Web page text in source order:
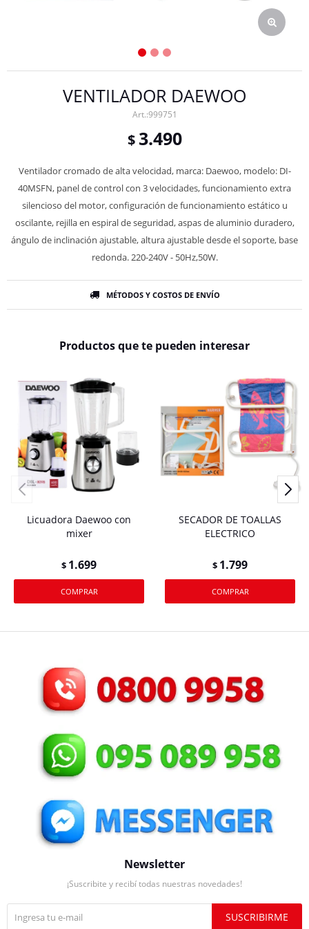
VENTILADOR DAEWOO
999751
$ 3.490
Ventilador cromado de alta velocidad, marca: Daewoo, modelo: DI-
40MSFN, panel de control con 3 velocidades, funcionamiento extra
silencioso del motor, configuración de funcionamiento estático u
oscilante, rejilla en espiral de seguridad, aspas de aluminio duradero,
ángulo de inclinación ajustable, altura ajustable desde el soporte, base
redonda. 220-240V - 50Hz,50W.
MÉTODOS Y COSTOS DE ENVÍO
Productos que te pueden interesar
Licuadora Daewoo con
mixer
$ 1.699
SECADOR DE TOALLAS
ELECTRICO
$ 1.799
Newsletter
¡Suscribite y recibí todas nuestras novedades!
SUSCRIBIRME